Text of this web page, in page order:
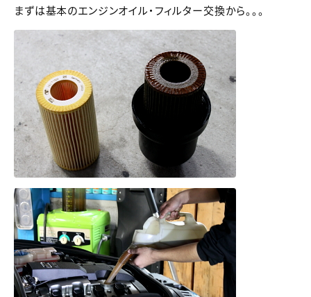
まずは基本のエンジンオイル・フィルター交換から。。。